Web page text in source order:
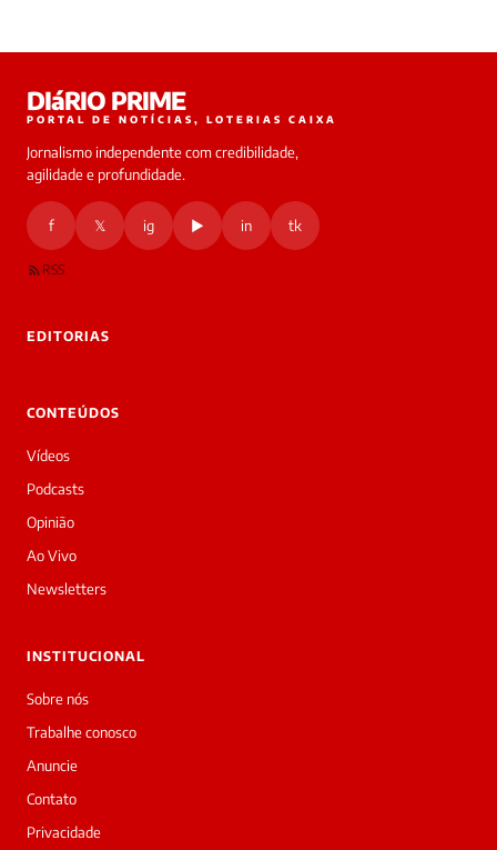
DIáRIO PRIME
PORTAL DE NOTÍCIAS, LOTERIAS CAIXA
Jornalismo independente com credibilidade,
agilidade e profundidade.
f 𝕏 ig ▶ in tk
RSS
EDITORIAS
CONTEÚDOS
Vídeos
Podcasts
Opinião
Ao Vivo
Newsletters
INSTITUCIONAL
Sobre nós
Trabalhe conosco
Anuncie
Contato
Privacidade